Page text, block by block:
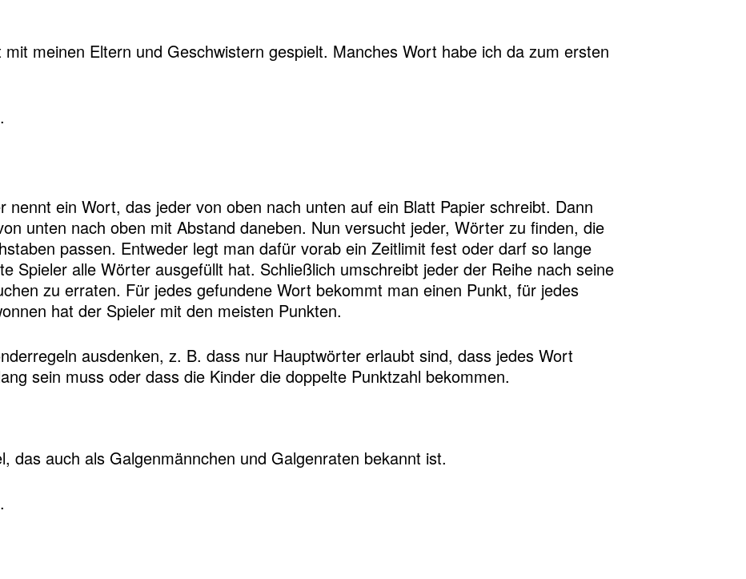
meinen Eltern und Geschwistern gespielt. Manches Wort habe ich da zum ersten
nennt ein Wort, das jeder von oben nach unten auf ein Blatt Papier schreibt. Dann
unten nach oben mit Abstand daneben. Nun versucht jeder, Wörter zu finden, die
passen. Entweder legt man dafür vorab ein Zeitlimit fest oder darf so lange
Spieler alle Wörter ausgefüllt hat. Schließlich umschreibt jeder der Reihe nach seine
zu erraten. Für jedes gefundene Wort bekommt man einen Punkt, für jedes
hat der Spieler mit den meisten Punkten.
ausdenken, z. B. dass nur Hauptwörter erlaubt sind, dass jedes Wort
sein muss oder dass die Kinder die doppelte Punktzahl bekommen.
das auch als Galgenmännchen und Galgenraten bekannt ist.